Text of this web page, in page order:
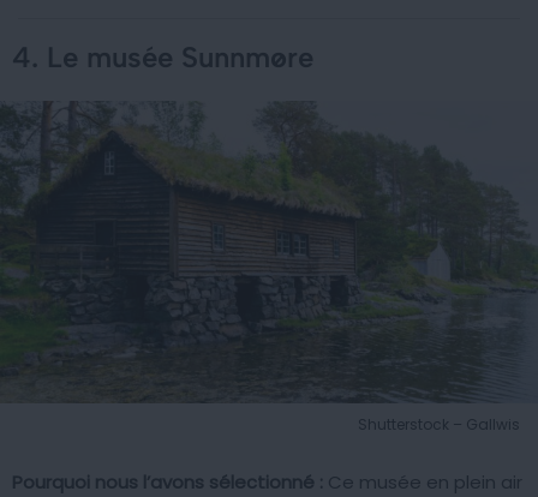
4. Le musée Sunnmøre
Shutterstock – Gallwis
Pourquoi nous l’avons sélectionné : Ce musée en plein air